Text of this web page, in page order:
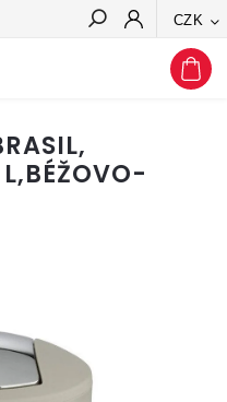
CZK
Hledat